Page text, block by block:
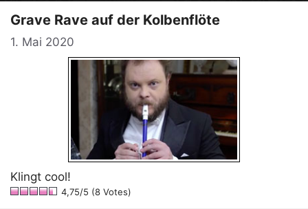
Grave Rave auf der Kolbenflöte
1. Mai 2020
Klingt cool!
4,75/5 (8 Votes)